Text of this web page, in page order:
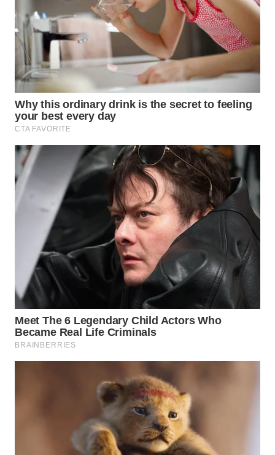
PAKPAK
WN
KARAWANG
WN
BEKASI
BOGOR
DEPOK
WN
TAPANULI
UTARA
WN
SAMOSIR
WN
PADANG
LAWAS